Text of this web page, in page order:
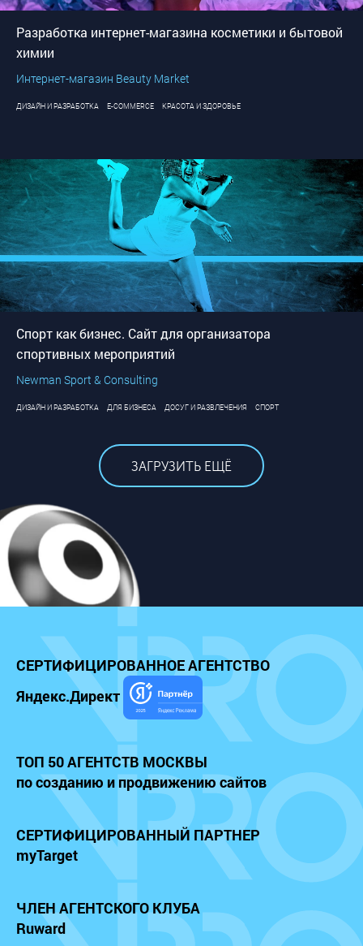
Разработка интернет-магазина косметики и бытовой
химии
Интернет-магазин Beauty Market
ДИЗАЙН И РАЗРАБОТКА E-COMMERCE КРАСОТА И ЗДОРОВЬЕ
Спорт как бизнес. Сайт для организатора
спортивных мероприятий
Newman Sport & Consulting
ДИЗАЙН И РАЗРАБОТКА ДЛЯ БИЗНЕСА ДОСУГ И РАЗВЛЕЧЕНИЯ СПОРТ
ЗАГРУЗИТЬ ЕЩЁ
СЕРТИФИЦИРОВАННОЕАГЕНТСТВО
Яндекс.Директ
ТОП 50 АГЕНТСТВ МОСКВЫ
по созданию и продвижению сайтов
СЕРТИФИЦИРОВАННЫЙ ПАРТНЕР
myTarget
ЧЛЕН АГЕНТСКОГО КЛУБА
Ruward